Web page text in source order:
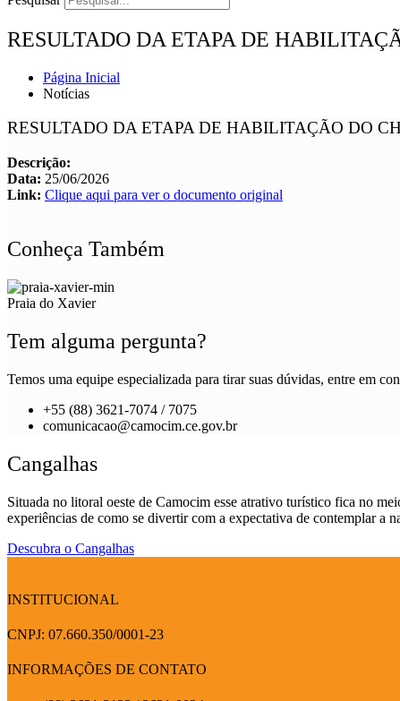
RESULTADO DA ETAPA DE
Página Inicial
Notícias
RESULTADO DA ETAPA DE HABILITAÇÃO DO
Descrição:
Data: 25/06/2026
Link: Clique aqui para ver o documento original
Conheça Também
Praia do Xavier
Tem alguma pergunta?
Temos uma equipe especializada para tirar suas dúvidas, entre em
+55 (88) 3621-7074 / 7075
comunicacao@camocim.ce.gov.br
Cangalhas
Situada no litoral oeste de Camocim esse atrativo turístico fica no
experiências de como se divertir com a expectativa de contemplar a
Descubra o Cangalhas
INSTITUCIONAL
CNPJ: 07.660.350/0001-23
INFORMAÇÕES DE CONTATO